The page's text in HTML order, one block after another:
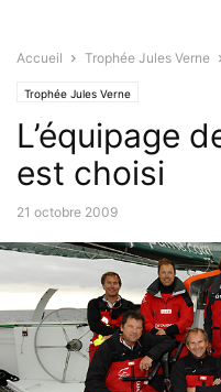
Accueil Trophée Jules Verne
Trophée Jules Verne
L’équipage
est choisi
21 octobre 2009